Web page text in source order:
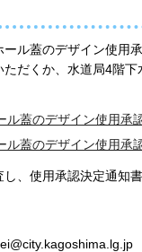
ル蓋のデザイン使用
だくか、水道局4階
蓋のデザイン使用承
蓋のデザイン使用承
、使用承認決定通知